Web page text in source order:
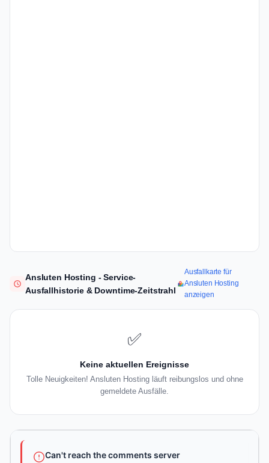
Ansluten Hosting - Service-
Ausfallhistorie & Downtime-Zeitstrahl
Ausfallkarte für
Ansluten Hosting
anzeigen
✅
Keine aktuellen Ereignisse
Tolle Neuigkeiten! Ansluten Hosting läuft reibungslos und ohne
gemeldete Ausfälle.
Can't reach the comments server